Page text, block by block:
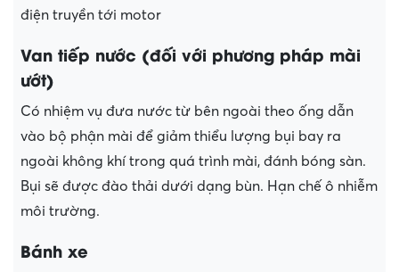
điện truyền tới motor
Van tiếp nước (đối với phương pháp mài
ướt)
Có nhiệm vụ đưa nước từ bên ngoài theo ống dẫn
vào bộ phận mài để giảm thiểu lượng bụi bay ra
ngoài không khí trong quá trình mài, đánh bóng sàn.
Bụi sẽ được đào thải dưới dạng bùn. Hạn chế ô nhiễm
môi trường.
Bánh xe